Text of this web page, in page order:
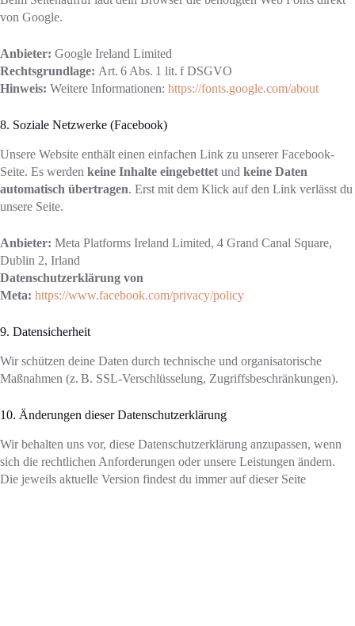
von Google.
Anbieter: Google Ireland Limited
Rechtsgrundlage: Art. 6 Abs. 1 lit. f DSGVO
Hinweis: Weitere Informationen: https://fonts.google.com/about
8. Soziale Netzwerke (Facebook)
Unsere Website enthält einen einfachen Link zu unserer Facebook-
Seite. Es werden keine Inhalte eingebettet und keine Daten
automatisch übertragen. Erst mit dem Klick auf den Link verlässt du
unsere Seite.
Anbieter: Meta Platforms Ireland Limited, 4 Grand Canal Square,
Dublin 2, Irland
Datenschutzerklärung von
Meta: https://www.facebook.com/privacy/policy
9. Datensicherheit
Wir schützen deine Daten durch technische und organisatorische
Maßnahmen (z. B. SSL-Verschlüsselung, Zugriffsbeschränkungen).
10. Änderungen dieser Datenschutzerklärung
Wir behalten uns vor, diese Datenschutzerklärung anzupassen, wenn
sich die rechtlichen Anforderungen oder unsere Leistungen ändern.
Die jeweils aktuelle Version findest du immer auf dieser Seite